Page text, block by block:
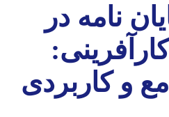
نامه در
و کاربردی